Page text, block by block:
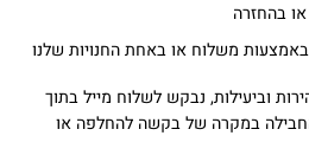
בהחזרה
משלוח או באחת החנויות שלנו
וביעילות, נבקש לשלוח מייל בתוך
במקרה של בקשה להחלפה או